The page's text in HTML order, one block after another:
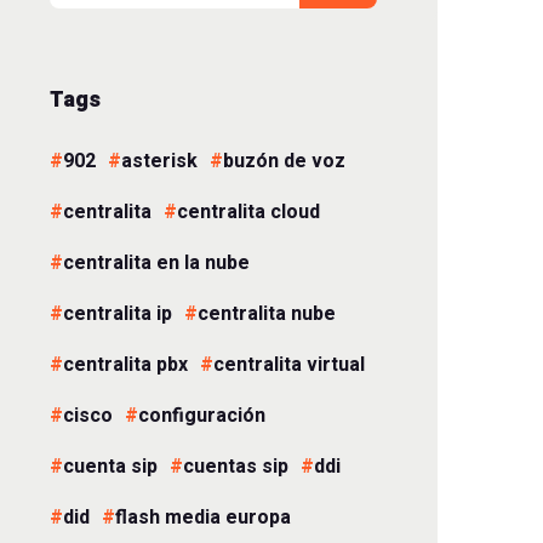
Tags
902 asterisk
buzón de voz
centralita
centralita cloud
centralita en la nube
centralita ip
centralita nube
centralita pbx
centralita virtual
cisco
configuración
cuenta sip
cuentas sip
ddi
did
flash media europa